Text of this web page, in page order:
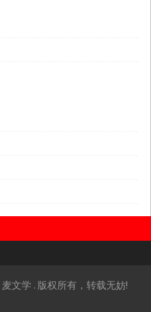
麦文学 . 版权所有，转载无妨!